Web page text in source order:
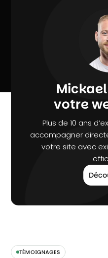
Mickael
votre
Plus de 10 ans
accompagner
votre site avec
TÉMOIGNAGES